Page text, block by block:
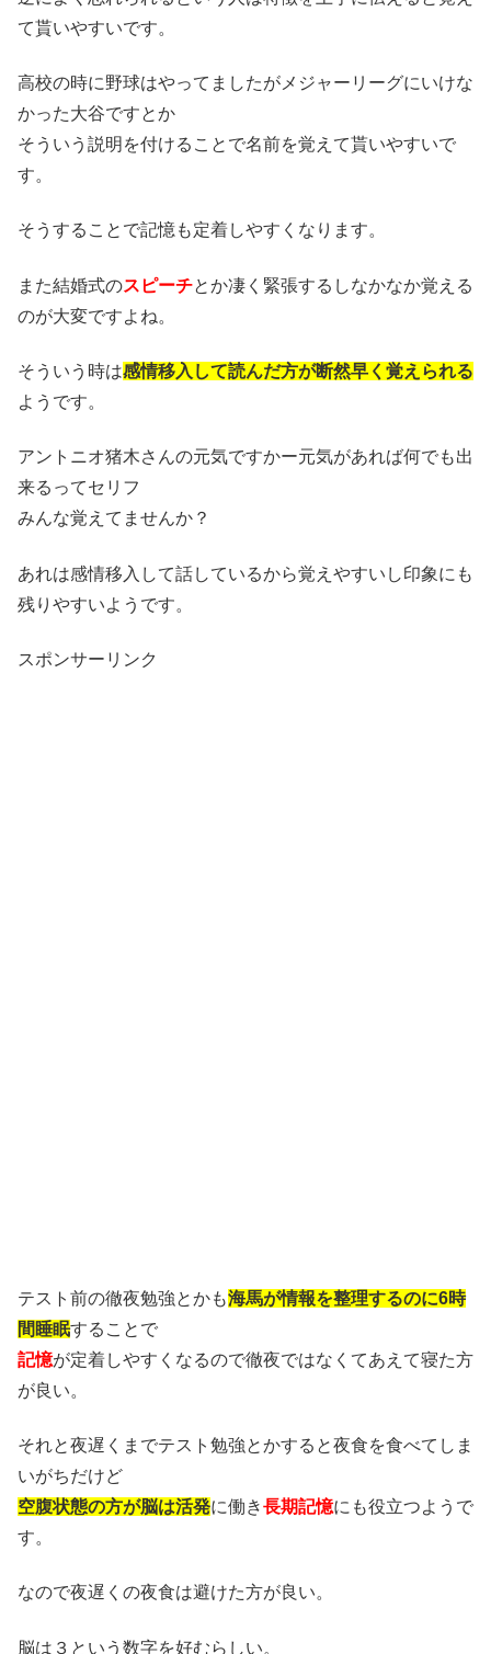
て貰いやすいです。
高校の時に野球はやってましたがメジャーリーグにいけな
かった大谷ですとか
そういう説明を付けることで名前を覚えて貰いやすいで
す。
そうすることで記憶も定着しやすくなります。
また結婚式のスピーチとか凄く緊張するしなかなか覚える
のが大変ですよね。
そういう時は感情移入して読んだ方が断然早く覚えられる
ようです。
アントニオ猪木さんの元気ですかー元気があれば何でも出
来るってセリフ
みんな覚えてませんか？
あれは感情移入して話しているから覚えやすいし印象にも
残りやすいようです。
スポンサーリンク
テスト前の徹夜勉強とかも海馬が情報を整理するのに6時
間睡眠することで
記憶が定着しやすくなるので徹夜ではなくてあえて寝た方
が良い。
それと夜遅くまでテスト勉強とかすると夜食を食べてしま
いがちだけど
空腹状態の方が脳は活発に働き長期記憶にも役立つようで
す。
なので夜遅くの夜食は避けた方が良い。
脳は３という数字を好むらしい。